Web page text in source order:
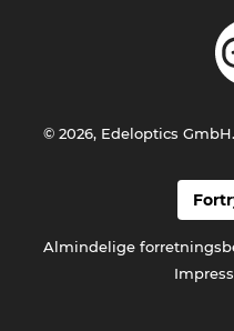
Almindelige
© 2026, Edeloptics